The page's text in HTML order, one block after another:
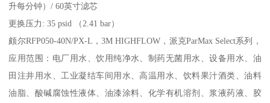
升每分钟）/ 60英寸滤芯
更换压力: 35 psid （2.41 bar）
颇尔RFP050-40N/PX-L，3M HIGHFLOW，派克ParMax Select系列，
应用范围：电厂用水、饮用纯净水、制药无菌用水、设备用水、油
田注井用水、工业凝结车间用水、高温用水、饮料果汁酒类、油料
油脂、酸碱腐蚀性液体、油漆涂料、化学有机溶剂、浆液药液、胶